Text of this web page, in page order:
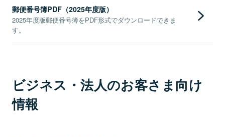
郵便番号簿PDF（2025年度版）
2025年度版郵便番号簿をPDF形式でダウンロードできま
す。
ビジネス・法人のお客さま向け
情報